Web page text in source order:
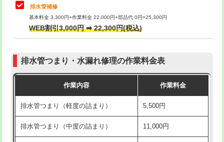
モルタル補修（厚さ10㎝まで）
モルタル補修（厚さ10㎝超え）
追加人工 16,500円
現場見積
※給水管工事は20mmまでの価格です。
式・ワンホール）)
交換・取付(排水栓・排水トラップ
交換・取付（その他部品） 11,000円+材料費
持込商品取付（単水栓） 13,200円
持込商品取付（混合水栓） 16,500円
持込商品取付（浄水器・分岐水栓） 16,500円
給水管工事※（ホール加工) 16,500円
排水管補修
基本料金 3,300円+作業料金 22,000円+部品代 0円=25,300円
WEB割引3,000円 ➡ 22,300円(税込)
排水管つまり・水漏れ修理の作業料金表
作業内容 作業料金
排水管つまり（軽度の詰まり） 5,500円
排水管つまり（中度の詰まり） 11,000円